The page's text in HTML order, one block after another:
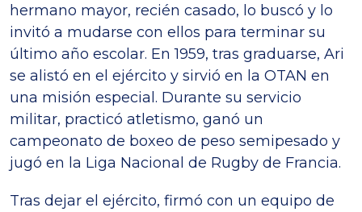
hermano mayor, recién casado, lo buscó y lo
invitó a mudarse con ellos para terminar su
último año escolar. En 1959, tras graduarse, Ari
se alistó en el ejército y sirvió en la OTAN en
una misión especial. Durante su servicio
militar, practicó atletismo, ganó un
campeonato de boxeo de peso semipesado y
jugó en la Liga Nacional de Rugby de Francia.
Tras dejar el ejército, firmó con un equipo de